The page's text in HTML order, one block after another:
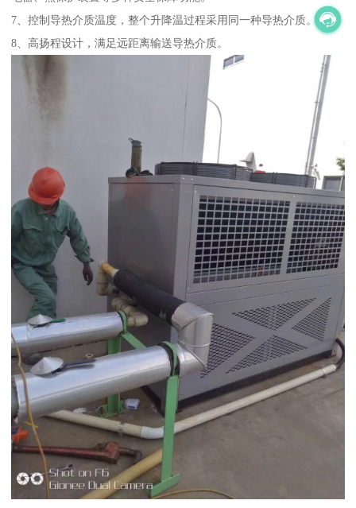
7、控制导热介质温度，整个升降温过程采用同一种导热介质。
8、高扬程设计，满足远距离输送导热介质。